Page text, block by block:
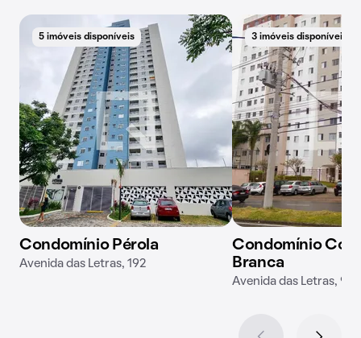
5 imóveis disponíveis
Condomínio Pérola
Avenida das Letras, 192
3 imóveis disponíveis
Condomínio
Branca
Avenida das Letras,